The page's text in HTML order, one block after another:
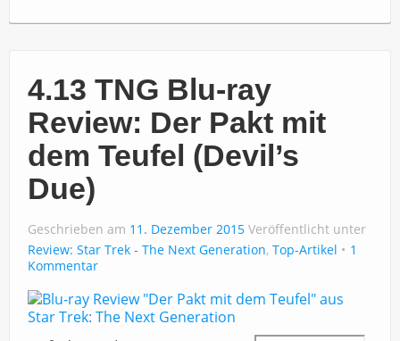
4.13 TNG Blu-ray
Review: Der Pakt mit
dem Teufel (Devil’s
Due)
Geschrieben am 11. Dezember 2015 Veröffentlicht unter
Review: Star Trek - The Next Generation, Top-Artikel
1
Kommentar